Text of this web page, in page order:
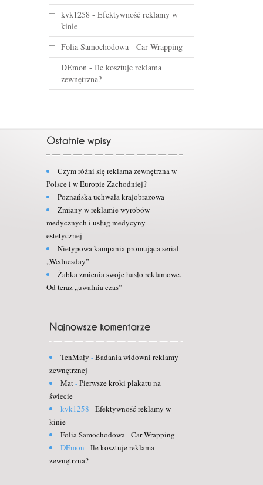
kvk1258 - Efektywność reklamy w
kinie
Folia Samochodowa - Car Wrapping
DEmon - Ile kosztuje reklama
zewnętrzna?
Czym różni się reklama zewnętrzna w
Polsce i w Europie Zachodniej?
Poznańska uchwała krajobrazowa
Zmiany w reklamie wyrobów
medycznych i usług medycyny
estetycznej
Nietypowa kampania promująca serial
„Wednesday”
Żabka zmienia swoje hasło reklamowe.
Od teraz „uwalnia czas”
TenMały -Badania widowni reklamy
zewnętrznej
Mat-Pierwsze kroki plakatu na
świecie
kvk1258 -Efektywność reklamy w
kinie
Folia Samochodowa-Car Wrapping
DEmon -Ile kosztuje reklama
zewnętrzna?